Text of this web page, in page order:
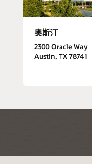
奥斯汀
2300 Oracle Way
Austin, TX 78741